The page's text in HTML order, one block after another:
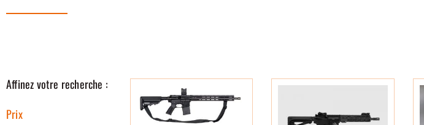
Affinez votre recherche :
Prix